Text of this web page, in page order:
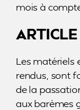
mois à
Les matériels
rendus, sont
de la
aux barèmes